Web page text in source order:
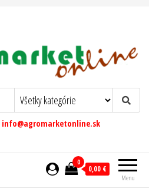
info@agromarketonline.sk
Menu
0
0,00 €